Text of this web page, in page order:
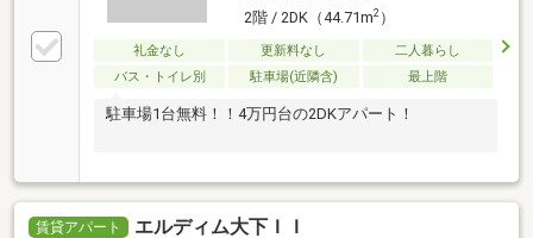
2階 / 2DK（44.71m2）
礼金なし 更新料なし
二人暮らし
バス・トイレ別
駐車場(近隣含) 最上階
駐車場1台無料！！4万円台の2DKアパート！
賃貸アパート エルディム大下ＩＩ